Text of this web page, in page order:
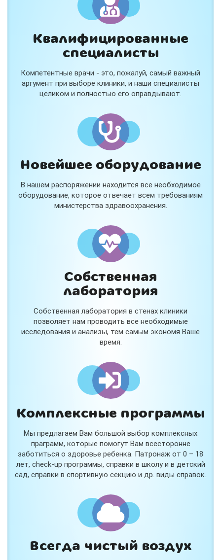
Квалифицированные
специалисты
Компетентные врачи - это, пожалуй, самый важный
аргумент при выборе клиники, и наши специалисты
целиком и полностью его оправдывают.
Новейшее оборудование
В нашем распоряжении находится все необходимое
оборудование, которое отвечает всем требованиям
министерства здравоохранения.
Собственная
лаборатория
Собственная лаборатория в стенах клиники
позволяет нам проводить все необходимые
исследования и анализы, тем самым экономя Ваше
время.
Комплексные программы
Мы предлагаем Вам большой выбор комплексных
праграмм, которые помогут Вам всесторонне
заботиться о здоровье ребенка. Патронаж от 0 – 18
лет, check-up программы, справки в школу и в детский
сад, справки в спортивную секцию и др. виды справок.
Всегда чистый воздух
Консультация ортопеда +
тейпирование за 1 приём
Вас или вашего ребёнка беспокоят:
- боли в спине, шее, коленях или ногах?
- дискомфорт после спорта и нагрузок?
В «Медлэнд» принимает известный ортопед-
травматолог Шехмаметьев Али Зарефуллович
В прием входит:
✔️ Осмотр и консультация врача
✔️ Рекомендации по вашей ситуации
✔️Тейпирование
спортсменам и беременным женщинам.
Специальная цена — 3000 ₽.
и расскажем подробнее!
Нет, спасибо
Я согласен на обработкуперсональных данных
Работает наСтримвуд